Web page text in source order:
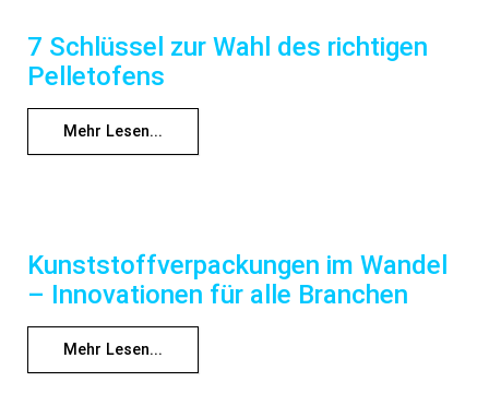
7 Schlüssel zur Wahl des richtigen
Pelletofens
Mehr Lesen...
Kunststoffverpackungen im Wandel
– Innovationen für alle Branchen
Mehr Lesen...